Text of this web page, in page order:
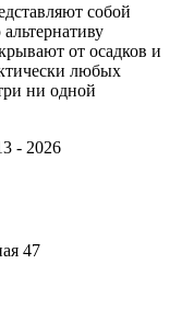
собой
от осадков и
любых
ни одной
- 2026
47